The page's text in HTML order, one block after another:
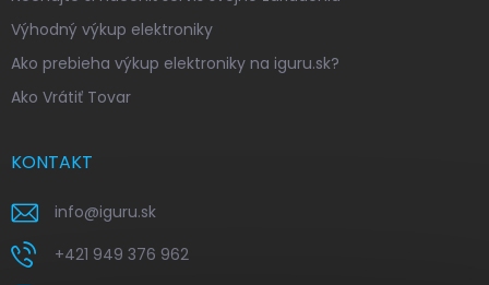
Výhodný výkup elektroniky
Ako prebieha výkup elektroniky na iguru.sk?
Ako Vrátiť Tovar
KONTAKT
info@iguru.sk
+421 949 376 962